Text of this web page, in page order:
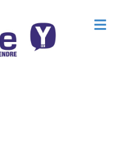
M
e